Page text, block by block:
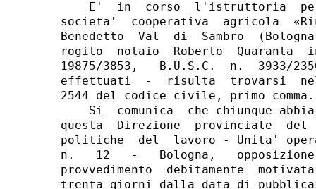
E'  in  corso  l'istruttoria
societa'  cooperativa  agricola
Benedetto  Val  di  Sambro
rogito  notaio  Roberto  Quaranta
19875/3853,   B.U.S.C.  n.  3933/
effettuati  -  risulta  trovarsi
2544 del codice civile, primo comma.
Si  comunica  che chiunque
questa  Direzione  provinciale
politiche  del  lavoro - Unita'
n.   12   -   Bologna,
provvedimento  debitamente